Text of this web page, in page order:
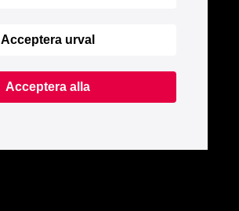
Acceptera urval
Acceptera alla